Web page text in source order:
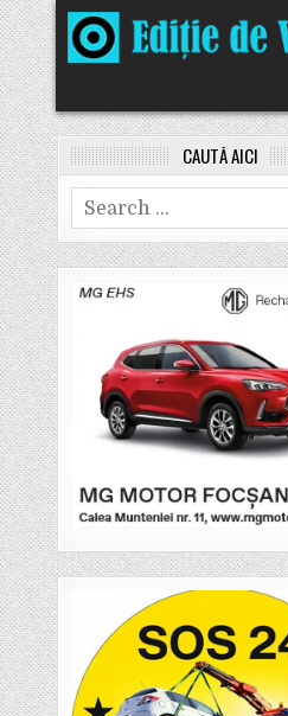
Skip
to
content
CAUTĂ AICI
Search
for: